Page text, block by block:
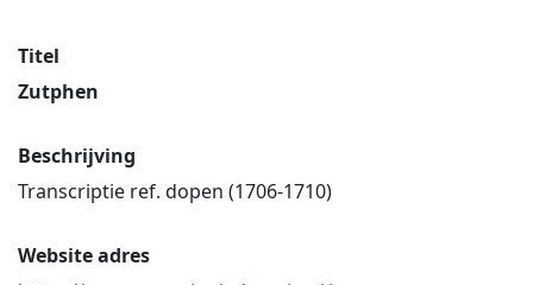
Titel
Zutphen
Beschrijving
Transcriptie ref. dopen (1706-1710)
Website adres